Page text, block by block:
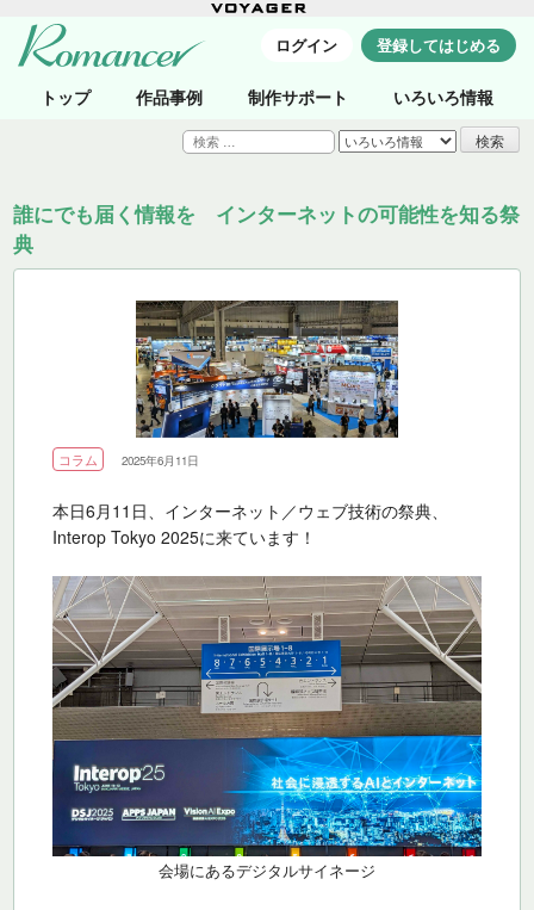
トップ 作品事例 制作サポート いろいろ情報
ログイン 登録してはじめる
検
索:
誰にでも届く情報を インターネットの可能性を知る祭
典
コラム 2025年6月11日
本日6月11日、インターネット／ウェブ技術の祭典、
Interop Tokyo 2025に来ています！
会場にあるデジタルサイネージ